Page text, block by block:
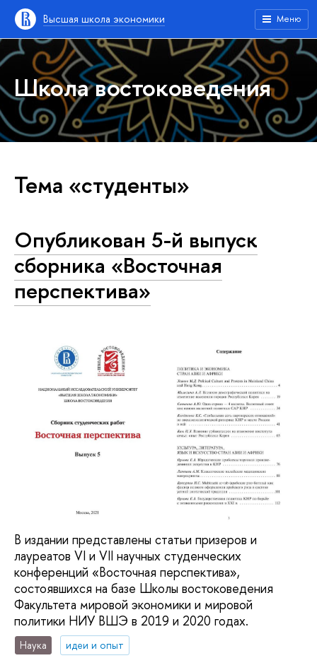
Высшая школа экономики Меню
Школа востоковедения
Тема «студенты»
Опубликован 5-й выпуск
сборника «Восточная
перспектива»
В издании представлены статьи призеров и
лауреатов VI и VII научных студенческих
конференций «Восточная перспектива»,
состоявшихся на базе Школы востоковедения
Факультета мировой экономики и мировой
политики НИУ ВШЭ в 2019 и 2020 годах.
Наука
идеи и опыт